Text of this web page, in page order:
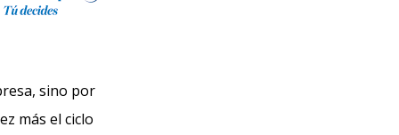
sino por
más el ciclo